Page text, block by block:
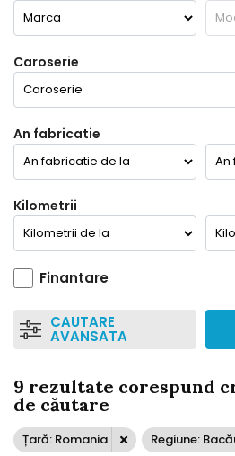
Caroserie
An fabricatie
Kilometrii
Finantare
CAUTARE
AVANSATA
9 rezultate corespund
de căutare
Țară: Romania
Regiune: